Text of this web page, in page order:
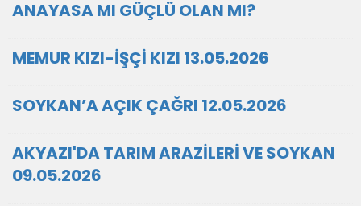
ANAYASA MI GÜÇLÜ OLAN MI?
MEMUR KIZI-İŞÇİ KIZI 13.05.2026
SOYKAN’A AÇIK ÇAĞRI 12.05.2026
AKYAZI'DA TARIM ARAZİLERİ VE SOYKAN
09.05.2026